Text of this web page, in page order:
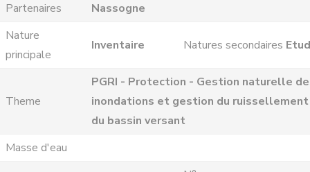
Partenaires
Nassogne
Nature
principale
Inventaire Natures secondaires
Theme
PGRI - Protection - Gestion naturelle
inondations et gestion du
du bassin versant
Masse d'eau